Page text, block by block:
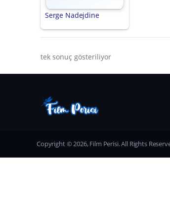
Serge Nadejdine
tek sonuç gösteriliyor
Copyright © 2026, Film Perisi. All Rights